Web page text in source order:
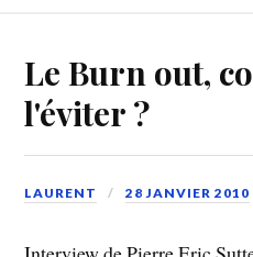
Le Burn out,
l'éviter ?
LAURENT 28 JANVIER 2010